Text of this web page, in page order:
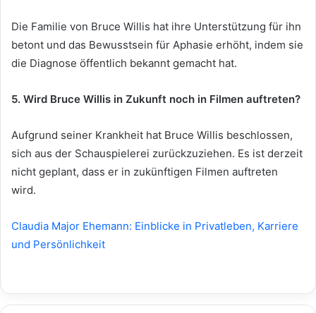
Die Familie von Bruce Willis hat ihre Unterstützung für ihn
betont und das Bewusstsein für Aphasie erhöht, indem sie
die Diagnose öffentlich bekannt gemacht hat.
5. Wird Bruce Willis in Zukunft noch in Filmen auftreten?
Aufgrund seiner Krankheit hat Bruce Willis beschlossen,
sich aus der Schauspielerei zurückzuziehen. Es ist derzeit
nicht geplant, dass er in zukünftigen Filmen auftreten
wird.
Claudia Major Ehemann: Einblicke in Privatleben, Karriere
und Persönlichkeit